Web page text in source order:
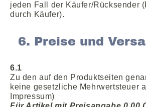
jeden Fall der Käufer/Rücksender
durch Käufer).
6. Preise und
6.1
Zu den auf den Produktseiten
keine gesetzliche Mehrwertsteuer
Impressum)